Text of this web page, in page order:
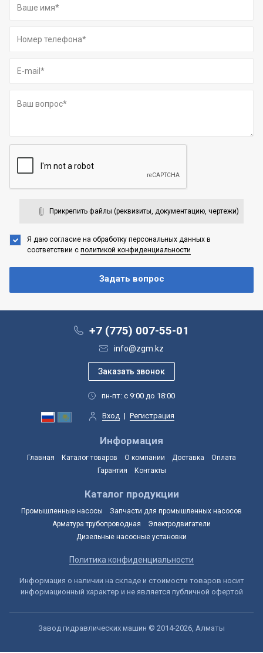
Прикрепить файлы (реквизиты, документацию, чертежи)
Я даю согласие на обработку персональных данных в
соответствии с политикой конфиденциальности
+7 (775) 007-55-01
info@zgm.kz
пн-пт: с 9:00 до 18:00
Вход | Регистрация
Информация
Главная Каталог товаров О компании Доставка
Оплата
Гарантия
Контакты
Каталог продукции
Промышленные насосы
Запчасти для промышленных насосов
Арматура трубопроводная
Электродвигатели
Дизельные насосные установки
Политика конфиденциальности
Информация о наличии на складе и стоимости товаров носит
информационный характер и не является публичной офертой
Завод гидравлических машин © 2014-2026, Алматы